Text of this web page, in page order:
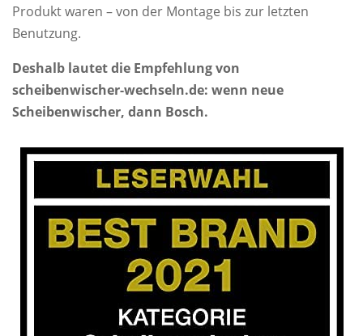
Produkt waren – von der Montage bis zur letzten
Benutzung.
Deshalb lautet die Empfehlung von
scheibenwischer-wechseln.de: wenn neue
Scheibenwischer, dann Bosch.